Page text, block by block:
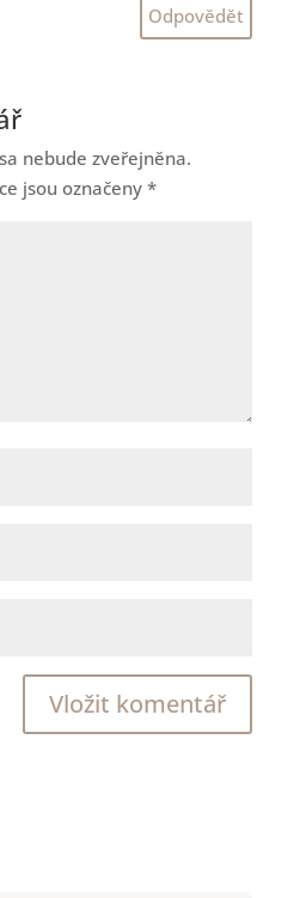
Odpovědět
nebude zveřejněna.
jsou označeny *